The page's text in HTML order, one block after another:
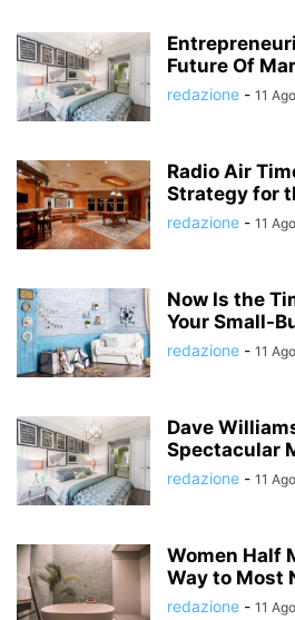
Future Of
redazione - 11
Radio Air
Strategy for
redazione - 11
Now Is the
Your Small-
redazione - 11
Dave
Spectacular
redazione - 11
Women Half
Way to Most
redazione - 11